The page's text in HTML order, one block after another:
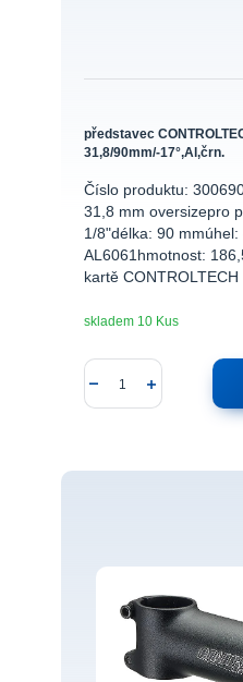
představec
31,8/90mm/-17°,Al,črn.
Číslo produktu:
31,8 mm oversizepro
1/8"délka: 90 mmúhel:
AL6061hmotnost:
kartě CONTROLTECH
skladem 10 Kus